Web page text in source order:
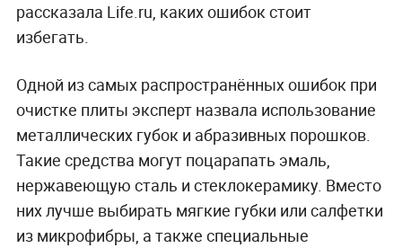
рассказала Life.ru, каких ошибок стоит
избегать.
Одной из самых распространённых ошибок при
очистке плиты эксперт назвала использование
металлических губок и абразивных порошков.
Такие средства могут поцарапать эмаль,
нержавеющую сталь и стеклокерамику. Вместо
них лучше выбирать мягкие губки или салфетки
из микрофибры, а также специальные